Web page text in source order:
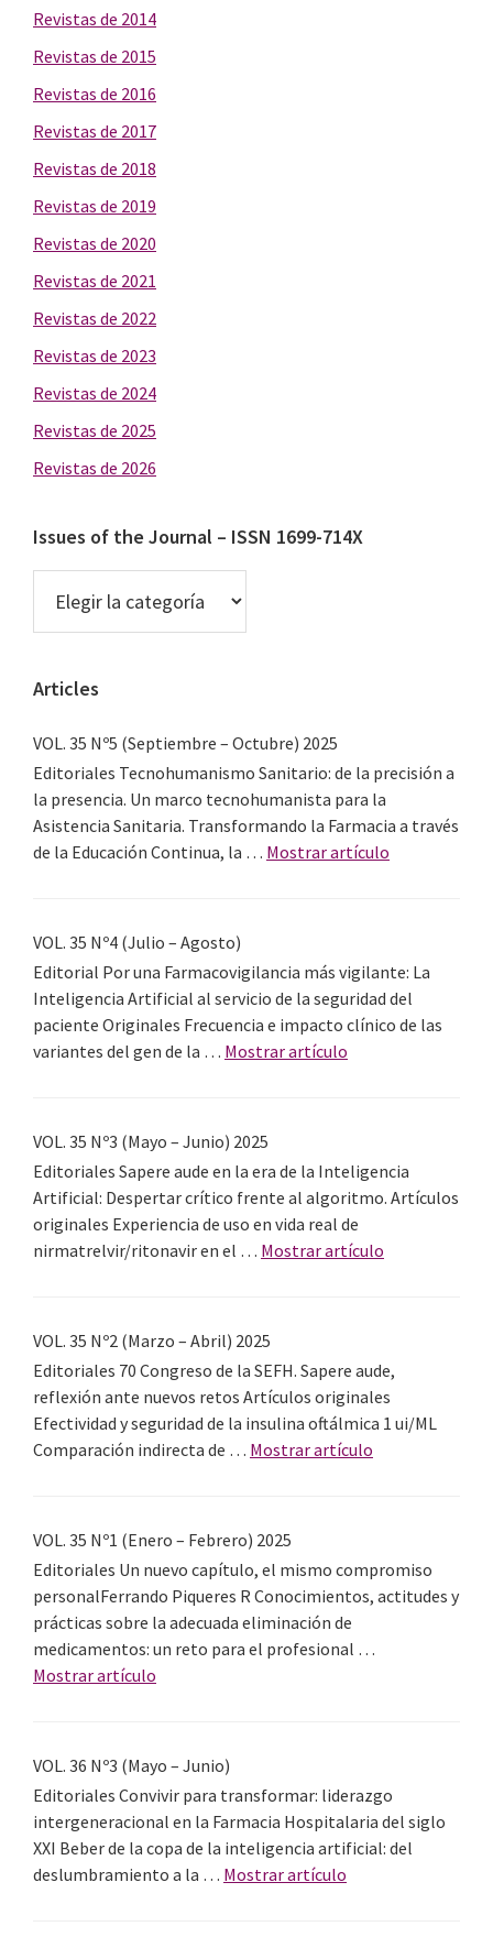
Revistas de 2014
Revistas de 2015
Revistas de 2016
Revistas de 2017
Revistas de 2018
Revistas de 2019
Revistas de 2020
Revistas de 2021
Revistas de 2022
Revistas de 2023
Revistas de 2024
Revistas de 2025
Revistas de 2026
Issues of the Journal – ISSN 1699-714X
the
–
1699-
714X
Articles
VOL. 35 Nº5 (Septiembre – Octubre) 2025
Editoriales Tecnohumanismo Sanitario: de la precisión a
la presencia. Un marco tecnohumanista para la
Asistencia Sanitaria. Transformando la Farmacia a través
de la Educación Continua, la … Mostrar artículo
(Septiembre
–
Octubre)
VOL. 35 Nº4 (Julio – Agosto)
Editorial Por una Farmacovigilancia más vigilante: La
Inteligencia Artificial al servicio de la seguridad del
paciente Originales Frecuencia e impacto clínico de las
variantes del gen de la … Mostrar artículo
(Julio
–
Agosto)
VOL. 35 Nº3 (Mayo – Junio) 2025
Editoriales Sapere aude en la era de la Inteligencia
Artificial: Despertar crítico frente al algoritmo. Artículos
originales Experiencia de uso en vida real de
nirmatrelvir/ritonavir en el … Mostrar artículo
(Mayo
–
Junio)
VOL. 35 Nº2 (Marzo – Abril) 2025
Editoriales 70 Congreso de la SEFH. Sapere aude,
reflexión ante nuevos retos Artículos originales
Efectividad y seguridad de la insulina oftálmica 1 ui/ML
Comparación indirecta de … Mostrar artículo
(Marzo
–
2025
VOL. 35 Nº1 (Enero – Febrero) 2025
Editoriales Un nuevo capítulo, el mismo compromiso
personalFerrando Piqueres R Conocimientos, actitudes y
prácticas sobre la adecuada eliminación de
medicamentos: un reto para el profesional …
Mostrar artículo
Nº1
(Enero
–
Febrero)
2025
VOL. 36 Nº3 (Mayo – Junio)
Editoriales Convivir para transformar: liderazgo
intergeneracional en la Farmacia Hospitalaria del siglo
XXI Beber de la copa de la inteligencia artificial: del
deslumbramiento a la … Mostrar artículo